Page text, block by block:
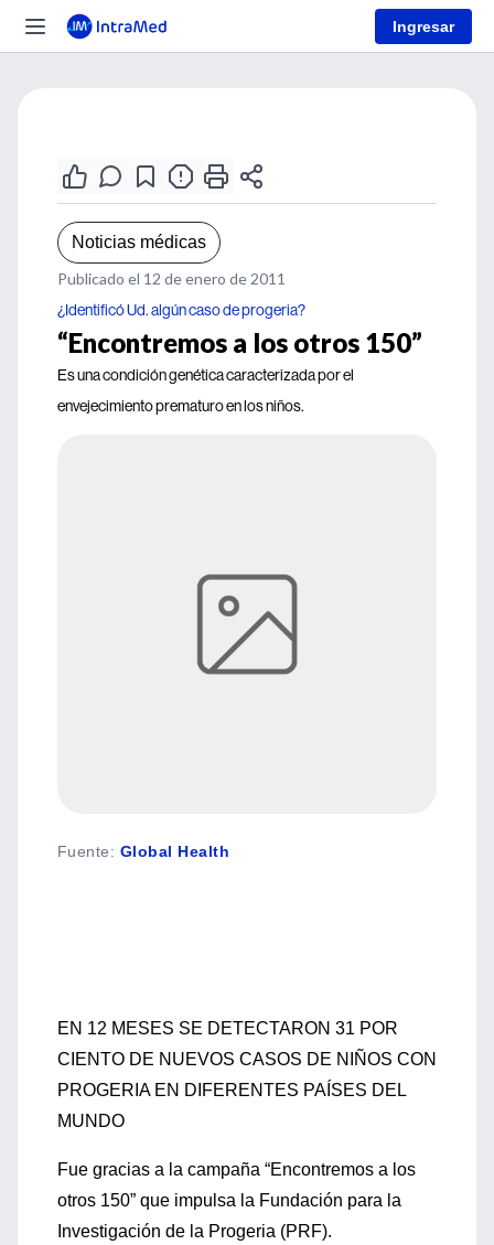
Ingresar
Noticias médicas
Publicado el 12 de enero de 2011
¿Identificó Ud. algún caso de progeria?
“Encontremos a los otros 150”
Es una condición genética caracterizada por el
envejecimiento prematuro en los niños.
Fuente: Global Health
EN 12 MESES SE DETECTARON 31 POR
CIENTO DE NUEVOS CASOS DE NIÑOS CON
PROGERIA EN DIFERENTES PAÍSES DEL
MUNDO
Fue gracias a la campaña “Encontremos a los
otros 150” que impulsa la Fundación para la
Investigación de la Progeria (PRF).